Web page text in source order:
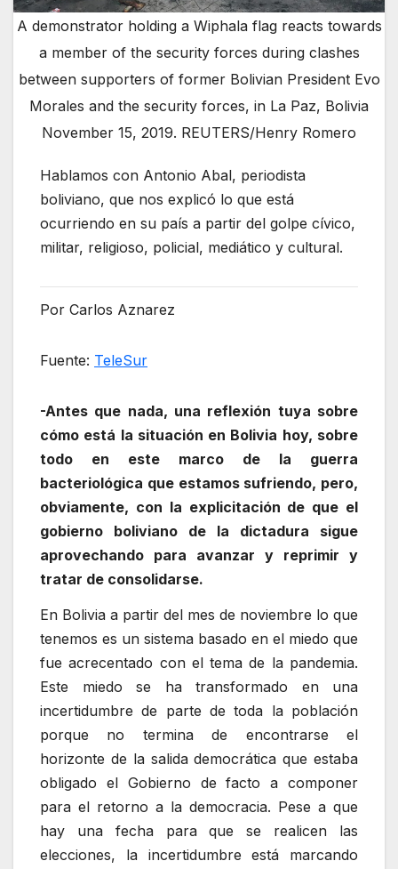
A demonstrator holding a Wiphala flag reacts towards
a member of the security forces during clashes
between supporters of former Bolivian President Evo
Morales and the security forces, in La Paz, Bolivia
November 15, 2019. REUTERS/Henry Romero
Hablamos con Antonio Abal, periodista
boliviano, que nos explicó lo que está
ocurriendo en su país a partir del golpe cívico,
militar, religioso, policial, mediático y cultural.
Por Carlos Aznarez
Fuente: TeleSur
-Antes que nada, una reflexión tuya sobre
cómo está la situación en Bolivia hoy, sobre
todo en este marco de la guerra
bacteriológica que estamos sufriendo, pero,
obviamente, con la explicitación de que el
gobierno boliviano de la dictadura sigue
aprovechando para avanzar y reprimir y
tratar de consolidarse.
En Bolivia a partir del mes de noviembre lo que
tenemos es un sistema basado en el miedo que
fue acrecentado con el tema de la pandemia.
Este miedo se ha transformado en una
incertidumbre de parte de toda la población
porque no termina de encontrarse el
horizonte de la salida democrática que estaba
obligado el Gobierno de facto a componer
para el retorno a la democracia. Pese a que
hay una fecha para que se realicen las
elecciones, la incertidumbre está marcando